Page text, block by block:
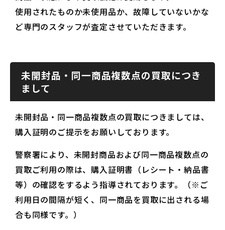
使用されたものか未使用品か、故障していないかな
ど専門のスタッフが査定させていただきます。
未開封品・同一商品複数点の買取につき
まして
未開封品・同一商品複数点の買取につきましては、
購入証明のご提示をお願いしております。
警察署により、未開封商品および同一商品複数点の
買取ご利用の際は、購入証明書（レシート・納品書
等）の確認をするよう指導されております。（※ご
利用日の間隔が短く、同一商品を買取に出される場
合も同様です。）